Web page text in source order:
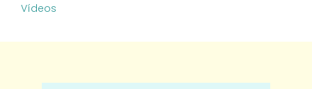
Vídeos